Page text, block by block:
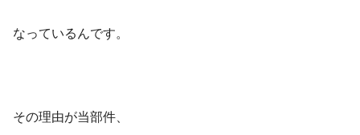
なっているんです。
その理由が当部件、